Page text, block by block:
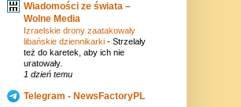
Wiadomości ze świata –
Wolne Media
Izraelskie drony zaatakowały
libańskie dziennikarki - Strzelały
też do karetek, aby ich nie
uratowały.
1 dzień temu
Telegram - NewsFactoryPL